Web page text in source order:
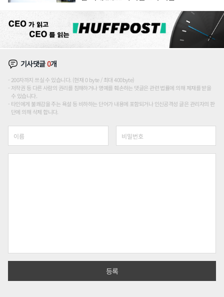
기사댓글0개
200자까지 쓰실 수 있습니다. (현재 0 byte / 최대 400byte)
저작권 등 다른 사람의 권리를 침해하거나 명예를 훼손하는 댓글은 관련 법률에 의해 제재를 받을
수 있습니다.
타인에게 불쾌감을 주는 욕설 등 비하하는 단어가 내용에 포함되거나 인신공격성 글은 관리자의 판
단에 의해 삭제 합니다.